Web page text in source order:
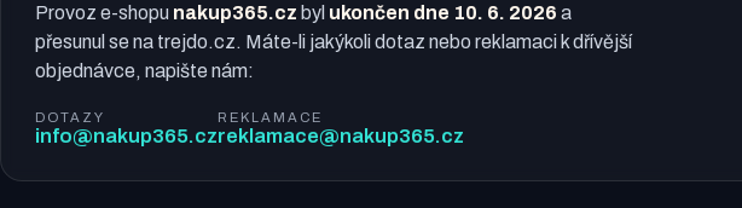
Provoz e-shopu nakup365.cz byl ukončen dne 10. 6. 2026 a
přesunul se na trejdo.cz. Máte-li jakýkoli dotaz nebo reklamaci k dřívější
objednávce, napište nám:
DOTAZY
info@nakup365.cz
REKLAMACE
reklamace@nakup365.cz